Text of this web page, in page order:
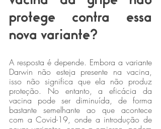
protege contra essa
nova variante?
A resposta é depende. Embora a variante
Darwin não esteja presente na vacina,
isso não significa que ela não produz
proteção. No entanto, a eficácia da
vacina pode ser diminuída, de forma
bastante semelhante ao que acontece
com a Covid-19, onde a introdução de